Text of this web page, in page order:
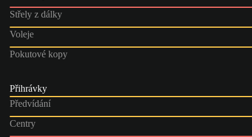
Střely z dálky
Voleje
Pokutové kopy
Přihrávky
Předvídání
Centry